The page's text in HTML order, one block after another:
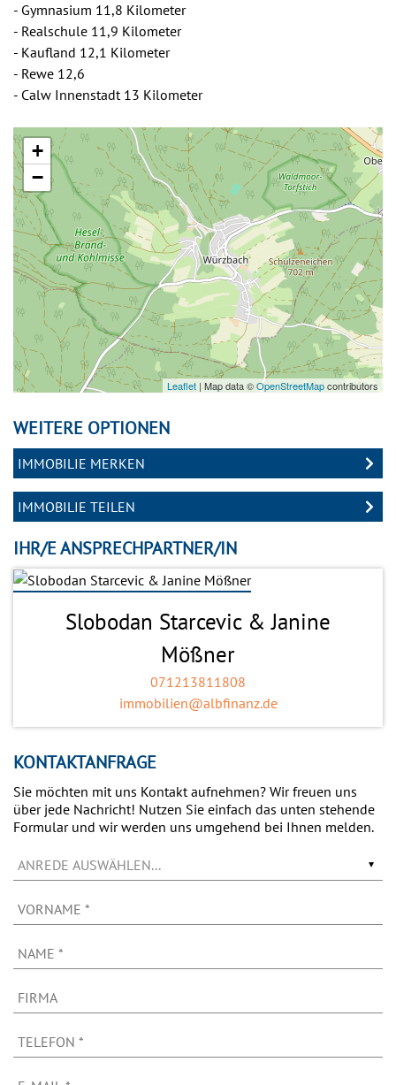
- Gymnasium 11,8 Kilometer
- Realschule 11,9 Kilometer
- Kaufland 12,1 Kilometer
- Rewe 12,6
- Calw Innenstadt 13 Kilometer
+
−
Leaflet | Map data ©OpenStreetMapcontributors
WEITERE OPTIONEN
IMMOBILIE MERKEN
IMMOBILIE TEILEN
IHR/E ANSPRECHPARTNER/IN
Slobodan Starcevic & Janine
Mößner
071213811808
immobilien@albfinanz.de
KONTAKTANFRAGE
Sie möchten mit uns Kontakt aufnehmen? Wir freuen uns
über jede Nachricht! Nutzen Sie einfach das unten stehende
Formular und wir werden uns umgehend bei Ihnen melden.